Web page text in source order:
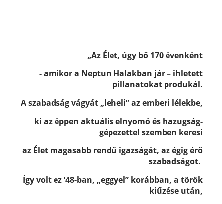
„Az Élet, úgy bő 170 évenként
- amikor a Neptun Halakban jár – ihletett
pillanatokat produkál.
A szabadság vágyát „leheli” az emberi lélekbe,
ki az éppen aktuális elnyomó és hazugság-
gépezettel szemben keresi
az Élet magasabb rendű igazságát, az égig érő
szabadságot.
Így volt ez ’48-ban, „eggyel” korábban, a török
kiűzése után,